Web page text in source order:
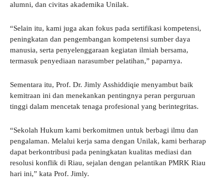
alumni, dan civitas akademika Unilak.
“Selain itu, kami juga akan fokus pada sertifikasi kompetensi,
peningkatan dan pengembangan kompetensi sumber daya
manusia, serta penyelenggaraan kegiatan ilmiah bersama,
termasuk penyediaan narasumber pelatihan,” paparnya.
Sementara itu, Prof. Dr. Jimly Asshiddiqie menyambut baik
kemitraan ini dan menekankan pentingnya peran perguruan
tinggi dalam mencetak tenaga profesional yang berintegritas.
“Sekolah Hukum kami berkomitmen untuk berbagi ilmu dan
pengalaman. Melalui kerja sama dengan Unilak, kami berharap
dapat berkontribusi pada peningkatan kualitas mediasi dan
resolusi konflik di Riau, sejalan dengan pelantikan PMRK Riau
hari ini,” kata Prof. Jimly.